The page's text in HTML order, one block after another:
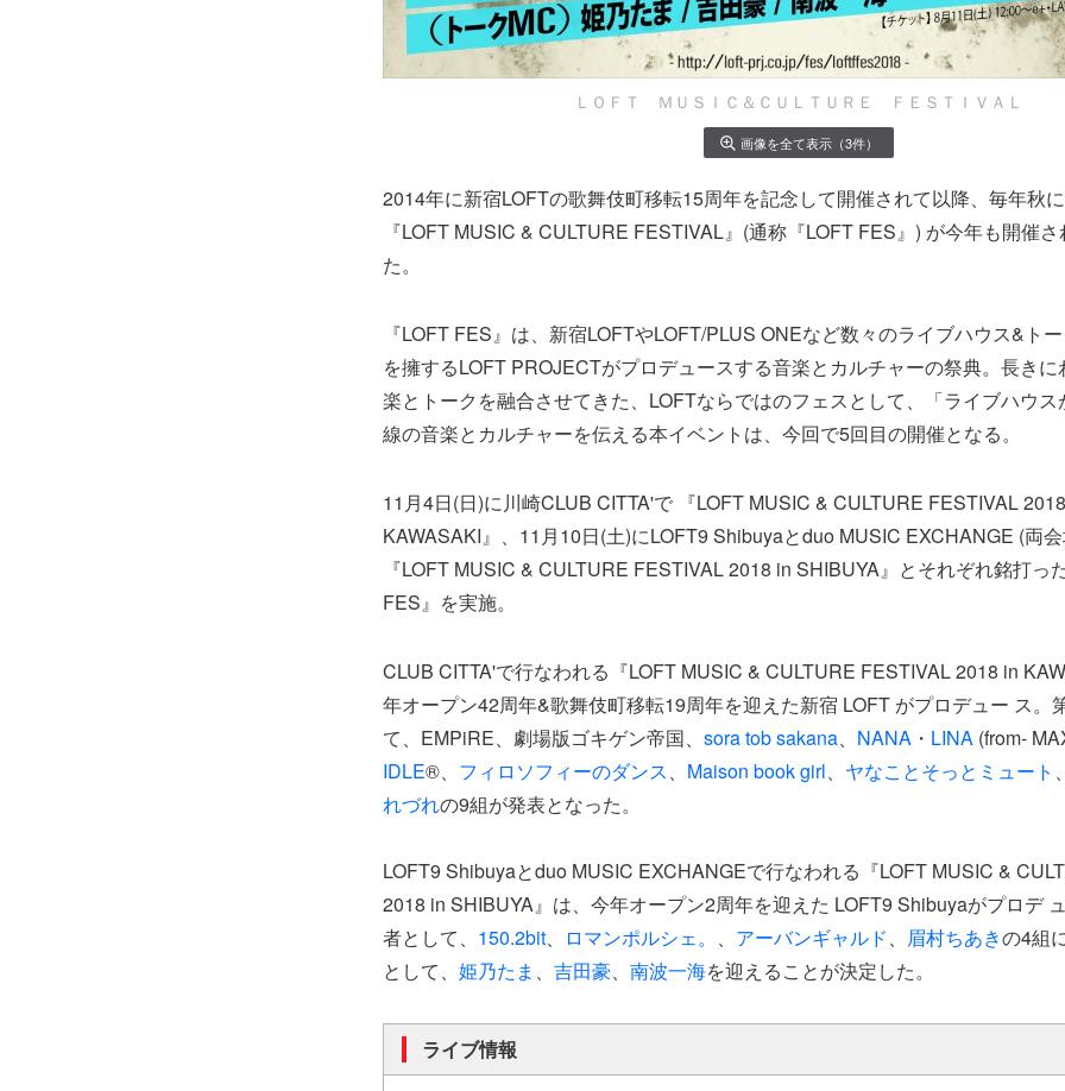
ＬＯＦＴ ＭＵＳＩＣ＆ＣＵＬＴＵＲＥ ＦＥＳＴＩＶＡＬ
画像を全て表示（3件）
2014年に新宿LOFTの歌舞伎町移転15周年を記念して開催されて以降、毎年秋
『LOFT MUSIC & CULTURE FESTIVAL』(通称『LOFT FES』) が今年も開催
た。
『LOFT FES』は、新宿LOFTやLOFT/PLUS ONEなど数々のライブハウス&ト
を擁するLOFT PROJECTがプロデュースする音楽とカルチャーの祭典。長き
楽とトークを融合させてきた、LOFTならではのフェスとして、「ライブハウ
線の音楽とカルチャーを伝える本イベントは、今回で5回目の開催となる。
11月4日(日)に川崎CLUB CITTA'で 『LOFT MUSIC & CULTURE FESTIVAL
KAWASAKI』、11月10日(土)にLOFT9 Shibuyaとduo MUSIC EXCHANGE (両
『LOFT MUSIC & CULTURE FESTIVAL 2018 in SHIBUYA』とそれぞれ銘打っ
FES』を実施。
CLUB CITTA'で行なわれる『LOFT MUSIC & CULTURE FESTIVAL 2018 in
年オープン42周年&歌舞伎町移転19周年を迎えた新宿 LOFT がプロデュー ス。
て、EMPiRE、劇場版ゴキゲン帝国、 sora tob sakana、 NANA ・ LINA (from-
IDLE®、 フィロソフィーのダンス、 Maison book girl、 ヤなことそっとミュート 、
れづれの9組が発表となった。
LOFT9 Shibuyaとduo MUSIC EXCHANGEで行なわれる『LOFT MUSIC &
2018 in SHIBUYA』は、今年オープン2周年を迎えた LOFT9 Shibuyaがプロデ
者として、 150.2bit、 ロマンポルシェ。 、 アーバンギャルド、 眉村ちあきの4組
として、 姫乃たま 、 吉田豪、 南波一海を迎えることが決定した。
ライブ情報